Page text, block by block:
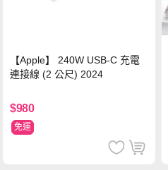
【Apple】 240W USB-C 充電
連接線 (2 公尺) 2024
$980
免運